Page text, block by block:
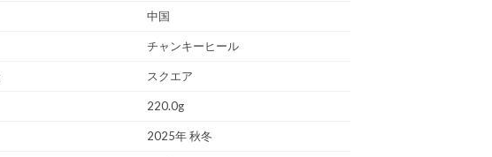
中国
チャンキーヒール
スクエア
220.0g
2025年 秋冬